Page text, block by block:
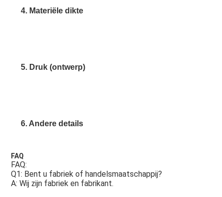
4. Materiële dikte
5. Druk (ontwerp)
6. Andere details
FAQ
FAQ:
Q1: Bent u fabriek of handelsmaatschappij?
A: Wij zijn fabriek en fabrikant.